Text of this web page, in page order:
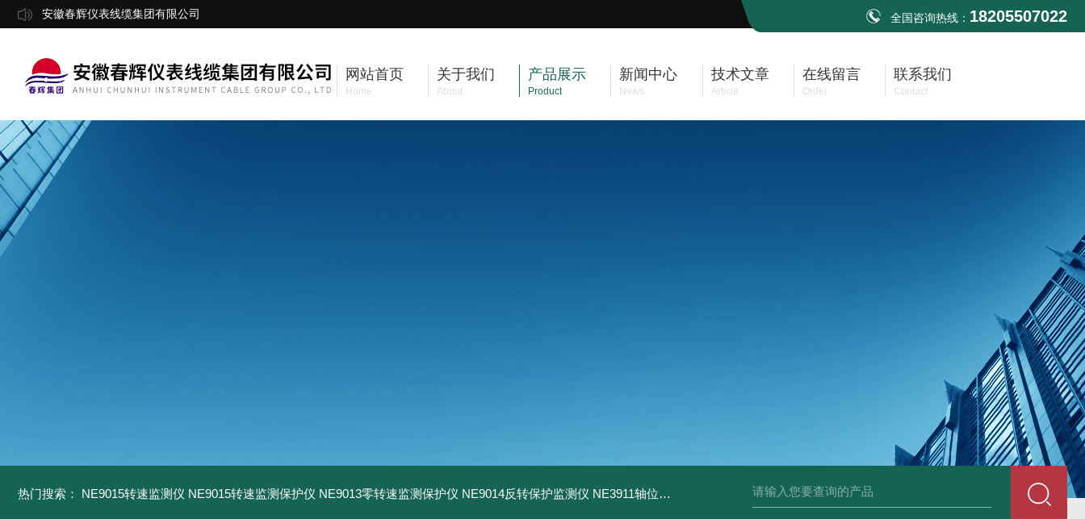
安徽春辉仪表线缆集团有限公司 全国咨询热线： 18205507022
网站首页
Home
关于我们
About
产品展示
Product
新闻中心
News
技术文章
Article
在线留言
Order
联系我们
Contact
热门搜索： NE9015转速监测仪 NE9015转速监测保护仪 NE9013零转速监测保护仪 NE9014反转保护监测仪 NE3911轴位移变送器 NE3931热膨胀变送器 NE3941E轴承振动速度变送器 NE3951E轴承